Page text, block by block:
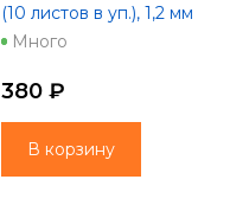
(10 листов в уп.), 1,2 мм
"Зефир" черный
Много
380 ₽
В корзину